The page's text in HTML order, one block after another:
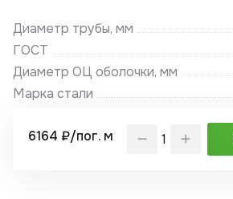
Диаметр трубы, мм
ГОСТ
Диаметр ОЦ оболочки, мм
Марка стали
6164 ₽/пог. м